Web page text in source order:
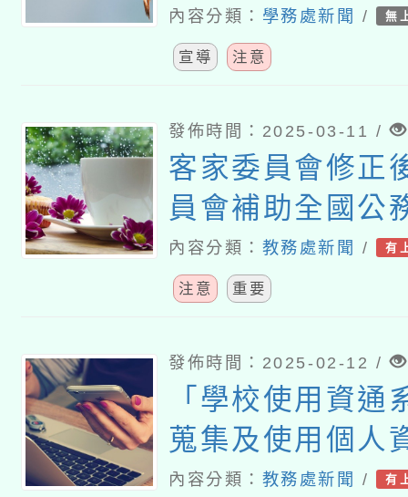
感染國家以越南
內容分類： 學務處新聞 / 無
宣導 注意
發佈時間：2025-03-11 /
客家委員會修正
員會補助全國公
育人員及軍警人
年度客語能力認
內容分類： 教務處新聞 / 有
注意 重要
發佈時間：2025-02-12 /
「學校使用資通
蒐集及使用個人
項」及「校園使
內容分類： 教務處新聞 / 有